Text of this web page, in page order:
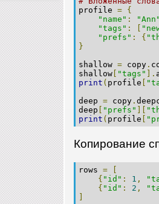
profile = {
"name" : "Ann"
"tags" : [
"prefs" : {
}
shallow = copy .
shallow [ "tags" ].
print ( profile [
deep = copy .
deep [ "prefs" ][
print ( profile [
Копирование
rows =
{ "id" : 1 ,
{ "id" : 2 ,